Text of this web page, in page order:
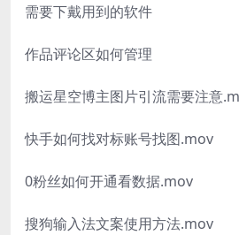
需要下戴用到的软件
作品评论区如何管理
搬运星空博主图片引流需要注意
快手如何找对标账号找图.mov
0粉丝如何开通看数据.mov
搜狗输入法文案使用方法.mov